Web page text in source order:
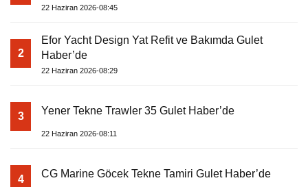
22 Haziran 2026-08:45
2
Efor Yacht Design Yat Refit ve Bakımda Gulet
Haber’de
22 Haziran 2026-08:29
3 Yener Tekne Trawler 35 Gulet Haber’de
22 Haziran 2026-08:11
4 CG Marine Göcek Tekne Tamiri Gulet Haber’de